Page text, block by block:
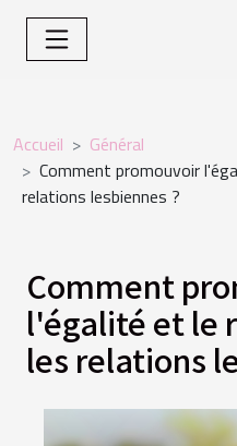
Accueil
Général
Comment promouvoir
relations lesbiennes ?
Comment
l'égalité et le
les relations